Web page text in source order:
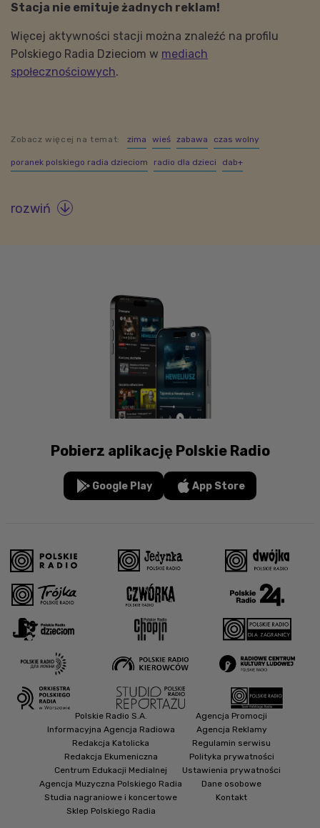
Stacja nie emituje żadnych reklam!
Więcej aktywności stacji można znaleźć na profilu
Polskiego Radia Dzieciom w mediach
społecznościowych.
Zobacz więcej na temat: zima wieś zabawa czas wolny
poranek polskiego radia dzieciom radio dla dzieci dab+
rozwiń 
Pobierz aplikację Polskie Radio
Google Play App Store
Polskie Radio S.A.
Informacyjna Agencja Radiowa
Redakcja Katolicka
Redakcja Ekumeniczna
Centrum Edukacji Medialnej
Agencja Muzyczna Polskiego Radia
Studia nagraniowe i koncertowe
Sklep Polskiego Radia
Agencja Promocji
Agencja Reklamy
Regulamin serwisu
Polityka prywatności
Ustawienia prywatności
Dane osobowe
Kontakt